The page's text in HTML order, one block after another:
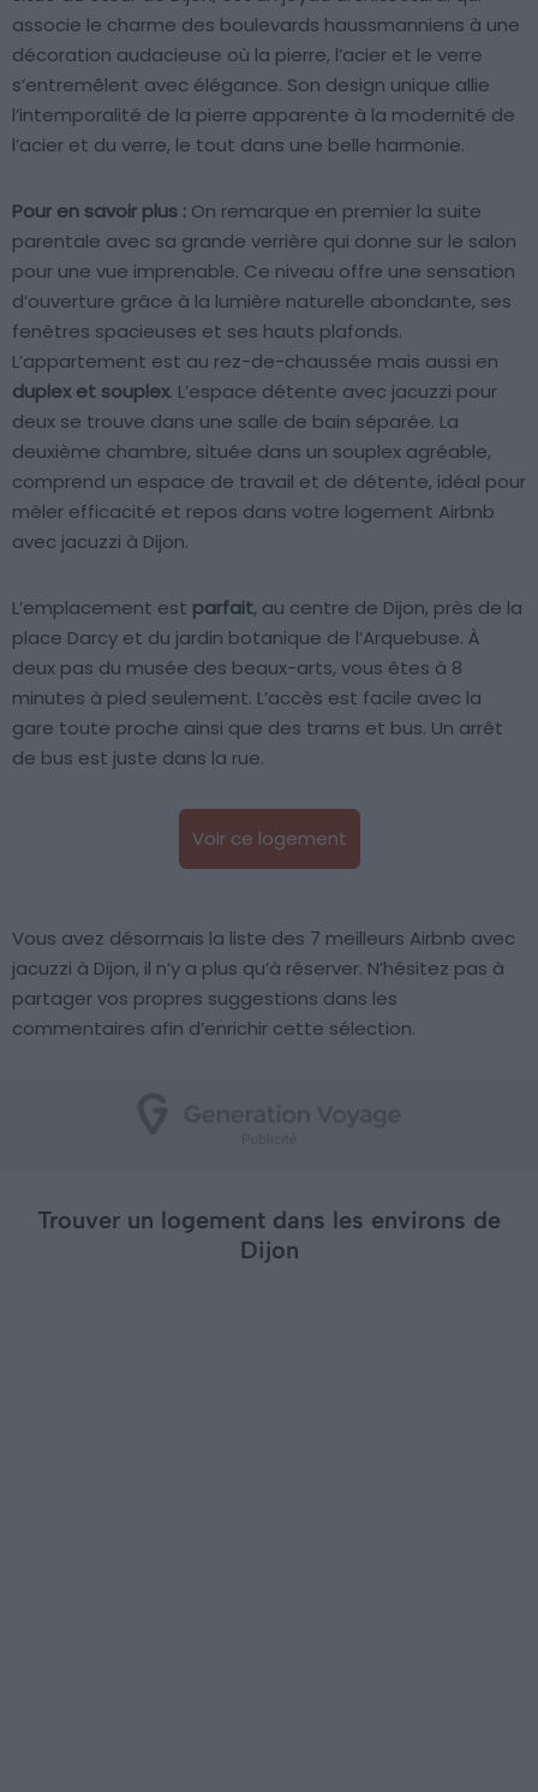
associe le charme des boulevards haussmanniens à une
décoration audacieuse où la pierre, l’acier et le verre
s’entremêlent avec élégance. Son design unique allie
l’intemporalité de la pierre apparente à la modernité de
l’acier et du verre, le tout dans une belle harmonie.
Pour en savoir plus : On remarque en premier la suite
parentale avec sa grande verrière qui donne sur le salon
pour une vue imprenable. Ce niveau offre une sensation
d’ouverture grâce à la lumière naturelle abondante, ses
fenêtres spacieuses et ses hauts plafonds.
L’appartement est au rez-de-chaussée mais aussi en
duplex et souplex. L’espace détente avec jacuzzi pour
deux se trouve dans une salle de bain séparée. La
deuxième chambre, située dans un souplex agréable,
comprend un espace de travail et de détente, idéal pour
mêler efficacité et repos dans votre logement Airbnb
avec jacuzzi à Dijon.
L’emplacement est parfait, au centre de Dijon, près de la
place Darcy et du jardin botanique de l’Arquebuse. À
deux pas du musée des beaux-arts, vous êtes à 8
minutes à pied seulement. L’accès est facile avec la
gare toute proche ainsi que des trams et bus. Un arrêt
de bus est juste dans la rue.
Voir ce logement
Vous avez désormais la liste des 7 meilleurs Airbnb avec
jacuzzi à Dijon, il n’y a plus qu’à réserver. N’hésitez pas à
partager vos propres suggestions dans les
commentaires afin d’enrichir cette sélection.
Trouver un logement dans les environs de
Dijon